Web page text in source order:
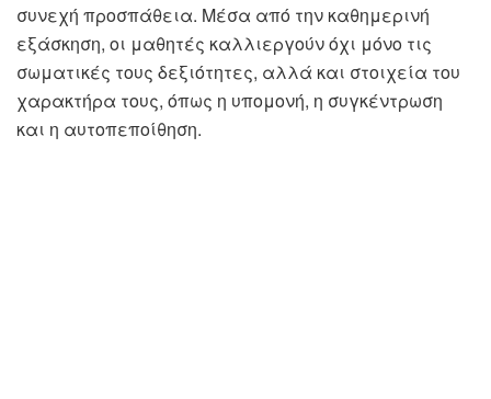
συνεχή προσπάθεια. Μέσα από την καθημερινή
εξάσκηση, οι μαθητές καλλιεργούν όχι μόνο τις
σωματικές τους δεξιότητες, αλλά και στοιχεία του
χαρακτήρα τους, όπως η υπομονή, η συγκέντρωση
και η αυτοπεποίθηση.